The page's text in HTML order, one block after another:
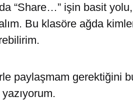
“Share…” işin basit
Bu klasöre ağda
paylaşmam gerektiğini
yazıyorum.